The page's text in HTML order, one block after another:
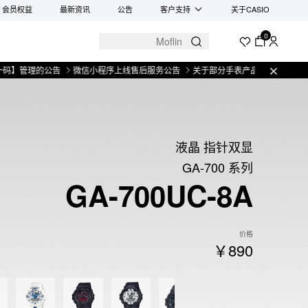
会员权益 最新资讯 公告 客户支持 关于CASIO
0
的公告 微信小程序上线售后服务公告 关于部分手表产品实施【一物一码】管
液晶 指针双显
GA-700 系列
GA-700UC-8A
价格
￥890